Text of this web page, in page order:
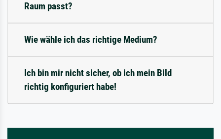
Raum passt?
Wie wähle ich das richtige Medium?
Ich bin mir nicht sicher, ob ich mein Bild
richtig konfiguriert habe!